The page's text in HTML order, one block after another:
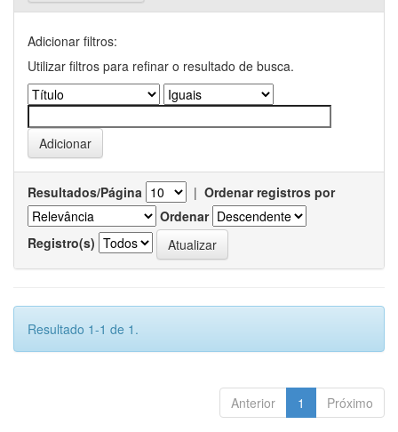
Adicionar filtros:
Utilizar filtros para refinar o resultado de busca.
Resultados/Página | Ordenar registros por
Ordenar
Registro(s)
Resultado 1-1 de 1.
Anterior 1 Próximo